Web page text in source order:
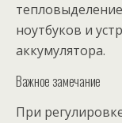
ноутбуков и
аккумулятора.
Важное замечание
При